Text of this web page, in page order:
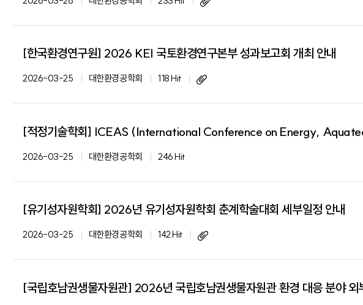
[한국환경연구원] 2026 KEI 국토환경연구본부 성과보고회 개최 안내
2026-03-25 대한환경공학회 118 Hit
[적정기술학회] ICEAS (International Conference on Energy,
2026-03-25 대한환경공학회 246 Hit
[유기성자원학회] 2026년 유기성자원학회 춘계학술대회 세부일정 안내
2026-03-25 대한환경공학회 142 Hit
[국립호